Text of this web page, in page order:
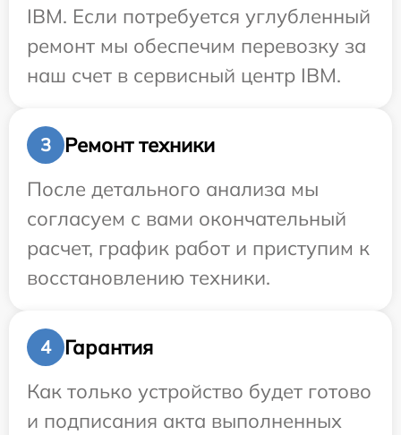
IBM. Если потребуется углубленный
ремонт мы обеспечим перевозку за
наш счет в сервисный центр IBM.
3
Ремонт техники
После детального анализа мы
согласуем с вами окончательный
расчет, график работ и приступим к
восстановлению техники.
4
Гарантия
Как только устройство будет готово
и подписания акта выполненных